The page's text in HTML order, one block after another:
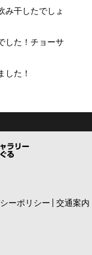
み干したでしょ
した！チョーサ
した！
ーポリシー
交通案内